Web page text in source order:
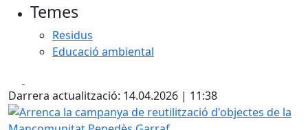
Temes
Residus
Educació ambiental
Darrera actualització: 14.04.2026 | 11:38
Arrenca la campanya de reutilització d'objectes de la